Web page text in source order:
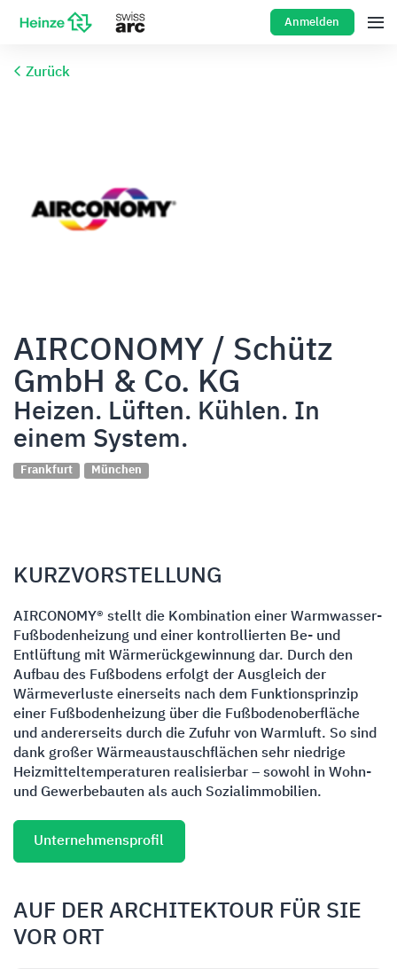
Anmelden
Zurück
AIRCONOMY / Schütz
GmbH & Co. KG
Heizen. Lüften. Kühlen. In
einem System.
Frankfurt München
KURZVORSTELLUNG
AIRCONOMY® stellt die Kombination einer Warmwasser-
Fußbodenheizung und einer kontrollierten Be- und
Entlüftung mit Wärmerückgewinnung dar. Durch den
Aufbau des Fußbodens erfolgt der Ausgleich der
Wärmeverluste einerseits nach dem Funktionsprinzip
einer Fußbodenheizung über die Fußbodenoberfläche
und andererseits durch die Zufuhr von Warmluft. So sind
dank großer Wärmeaustauschflächen sehr niedrige
Heizmitteltemperaturen realisierbar – sowohl in Wohn-
und Gewerbebauten als auch Sozialimmobilien.
Unternehmensprofil
AUF DER ARCHITEKTOUR FÜR SIE
VOR ORT